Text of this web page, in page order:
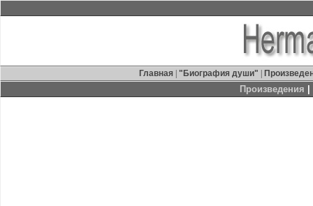
Главная "Биография души"
Произведения